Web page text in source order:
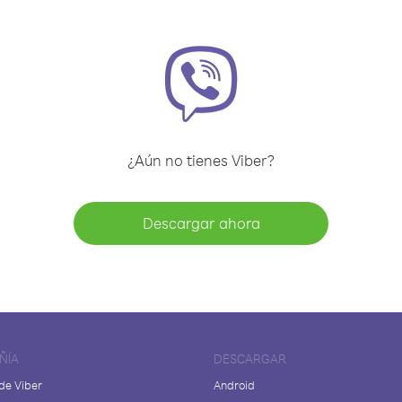
¿Aún no tienes Viber?
Descargar ahora
Viber
DESCARGAR
Android